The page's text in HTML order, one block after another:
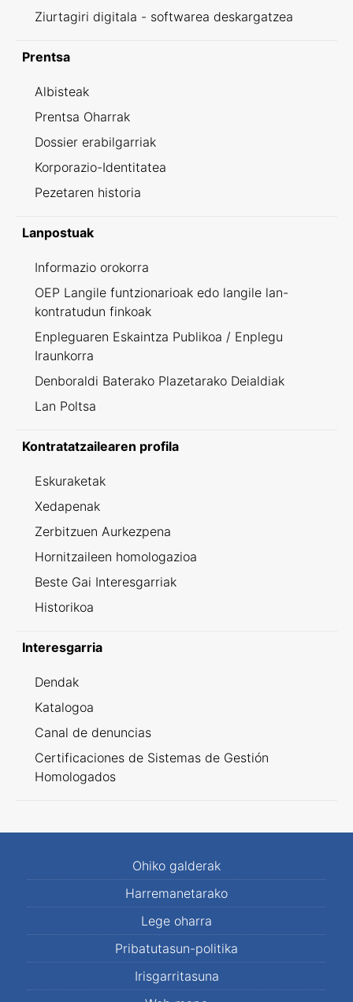
Ziurtagiri digitala - softwarea deskargatzea
Prentsa
Albisteak
Prentsa Oharrak
Dossier erabilgarriak
Korporazio-Identitatea
Pezetaren historia
Lanpostuak
Informazio orokorra
OEP Langile funtzionarioak edo langile lan-
kontratudun finkoak
Enpleguaren Eskaintza Publikoa / Enplegu
Iraunkorra
Denboraldi Baterako Plazetarako Deialdiak
Lan Poltsa
Kontratatzailearen profila
Eskuraketak
Xedapenak
Zerbitzuen Aurkezpena
Hornitzaileen homologazioa
Beste Gai Interesgarriak
Historikoa
Interesgarria
Dendak
Katalogoa
Canal de denuncias
Certificaciones de Sistemas de Gestión
Homologados
Ohiko galderak
Harremanetarako
Lege oharra
Pribatutasun-politika
Irisgarritasuna